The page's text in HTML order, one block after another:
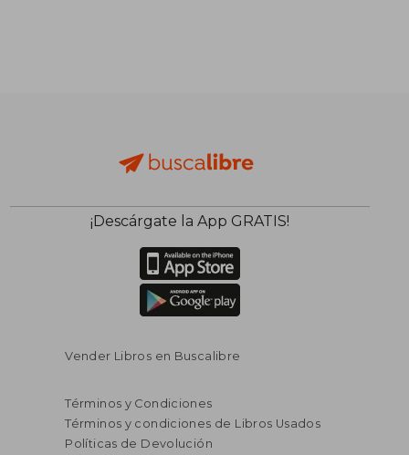
¡Descárgate la App GRATIS!
Vender Libros en Buscalibre
Términos y Condiciones
Términos y condiciones de Libros Usados
Políticas de Devolución